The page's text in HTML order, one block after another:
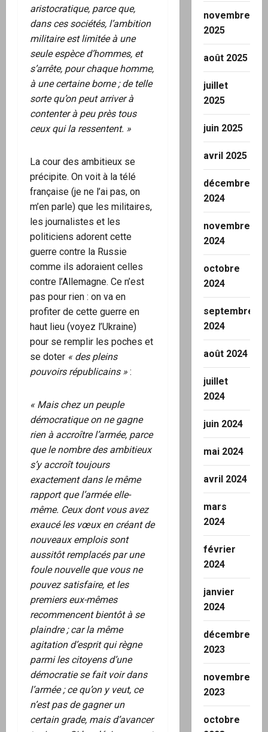
aristocratique, parce que,
dans ces sociétés, l’ambition
militaire est limitée à une
seule espèce d’hommes, et
s’arrête, pour chaque homme,
à une certaine borne ; de telle
sorte qu’on peut arriver à
contenter à peu près tous
ceux qui la ressentent. »
La cour des ambitieux se
précipite. On voit à la télé
française (je ne l’ai pas, on
m’en parle) que les militaires,
les journalistes et les
politiciens adorent cette
guerre contre la Russie
comme ils adoraient celles
contre l’Allemagne. Ce n’est
pas pour rien : on va en
profiter de cette guerre en
haut lieu (voyez l’Ukraine)
pour se remplir les poches et
se doter « des pleins
pouvoirs républicains » :
« Mais chez un peuple
démocratique on ne gagne
rien à accroître l’armée, parce
que le nombre des ambitieux
s’y accroît toujours
exactement dans le même
rapport que l’armée elle-
même. Ceux dont vous avez
exaucé les vœux en créant de
nouveaux emplois sont
aussitôt remplacés par une
foule nouvelle que vous ne
pouvez satisfaire, et les
premiers eux-mêmes
recommencent bientôt à se
plaindre ; car la même
agitation d’esprit qui règne
parmi les citoyens d’une
démocratie se fait voir dans
l’armée ; ce qu’on y veut, ce
n’est pas de gagner un
certain grade, mais d’avancer
novembre
2025
août 2025
juillet
2025
juin 2025
avril 2025
décembre
2024
novembre
2024
octobre
2024
septembre
2024
août 2024
juillet
2024
juin 2024
mai 2024
avril 2024
mars
2024
février
2024
janvier
2024
décembre
2023
novembre
2023
octobre